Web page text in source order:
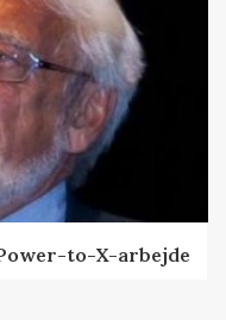
to-X-arbejde